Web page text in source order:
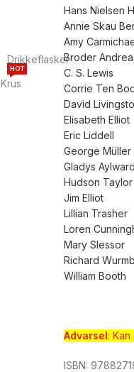
Drikkeflasker
Krus
HOT
Hans Nielsen
Annie Skau
Amy
Broder
C. S. Lewis
Corrie Ten
David
Elisabeth Elliot
Eric Liddell
George Müller
Gladys Aylward
Hudson Taylor
Jim Elliot
Lillian Trasher
Loren
Mary Slessor
Richard
William Booth
Advarsel: Kan
ISBN: